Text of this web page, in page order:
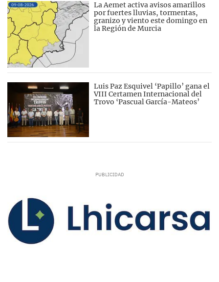
La Aemet activa avisos amarillos
por fuertes lluvias, tormentas,
granizo y viento este domingo en
la Región de Murcia
Luis Paz Esquivel ‘Papillo’ gana el
VIII Certamen Internacional del
Trovo ‘Pascual García-Mateos’